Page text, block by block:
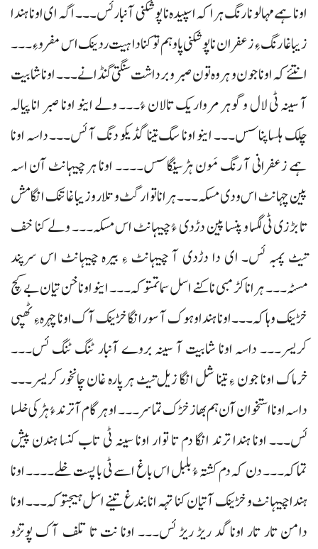
اونا ہمے مہالو نا رنگ ہرا کہ اسپیدہ نا پوشکنی آنبار ئس۔۔۔ اگہ ای اونا ہندا
زیبا غا رنگ ءِ زعفران نا پوشکنی پاو ہم تو کنا دا ہیت ردینک اس مفرو ءِ۔۔۔
انتئے کہ اونا جون و ہروہ تون صبر و برداشت سنگتی گنڈانے۔۔۔ اونا شابیت
آ سینہ ٹی لال و گوہر مرواریک تالان ءُ۔۔۔ ولے اینو اونا صبر انا پیالہ
چلک ہلسا پناسس۔۔۔ اینو اونا سگ تینا گڈیکو دنگ آ ئس۔۔۔ داسہ اونا
ہمے زعفرانی آ رنگ مَون ہڑسینگاسس۔۔۔۔ اونا ہر چیہانٹ آن اسہ
پین چہانٹ اس ودی مسکہ۔۔۔ ہرانا توار گٹ و تلار و زیبا غا تنک انگا مش
تا بڑزی ٹی لگسا و پنسا پین دڑدی ءُ چیہانٹ اس مسکہ۔۔۔ ولے کنا خف
تیٹ پمبہ ئس۔ ای دا دڑدی آ چیہانٹ ءِ بیرہ چیہانٹ اس سرپند
مسٹہ۔۔۔ ہرانا کڑمبی نا کنے اسل سما تمتوکہ۔۔۔ اینو اونا خن تیان بے کچ
خڑینک وہاکہ۔۔۔ اونا ہندا وہوک آ سور انگا خڑینک آک اونا چہرہ ءِ ٹھپی
کریسر۔۔۔ داسہ اونا شابیت آ سینہ بروے آنبار ٹنگ ٹنگ ئس۔۔۔
خرماک اونا جون ءِ تینا شل انگا زیل تیٹ ہر پارہ غان چانخور کریسر۔۔۔
داسہ اونا استخوان آن ہم بھاز خڑک تماسر۔۔۔ او ہر گام آ ترند ءُ ہڑکی خلسا
ئس۔۔۔ اونا ہندا ترند انگا دم تا توار اونا سینہ ٹی تاب کنسا ہندن پیش
تماکہ۔۔۔ دن کہ دم کشتہ ءُ بلبل اس باغ اسے ٹی با پست خلے۔۔۔۔ اونا
ہندا چیہانٹ و خڑینک آتیان کنا تہہ انا بندغ تینے اسل ہیجتوکہ۔۔۔ اونا
دامن تار تار اونا گد ریڑ ریڑ ئس۔۔۔ اونا نت تا تلف آک پوتڑو